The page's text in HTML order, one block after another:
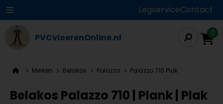
LegserviceContact
PVCvloerenOnline.nl 0
Merken Belakos Palazzo Palazzo 710 Plak
Belakos Palazzo 710 | Plank | Plak